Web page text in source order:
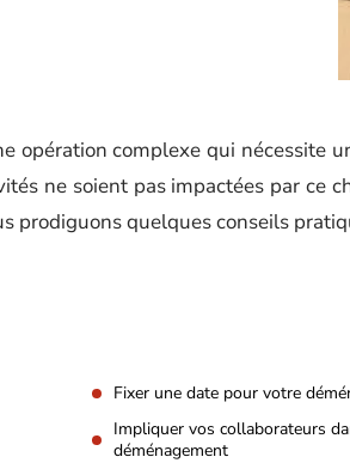
opération complexe qui nécessite
ne soient pas impactées par ce
prodiguons quelques conseils
Fixer une date pour votre
Impliquer vos collaborateurs
déménagement